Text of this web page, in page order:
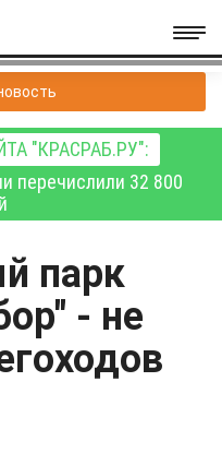
"КРАСРАБ.РУ":
перечислили 32 800
парк
- не